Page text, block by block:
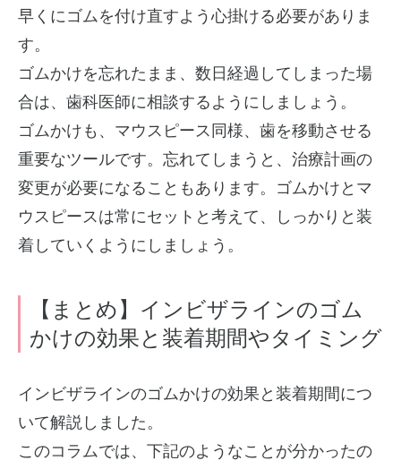
早くにゴムを付け直すよう心掛ける必要がありま
す。
ゴムかけを忘れたまま、数日経過してしまった場
合は、歯科医師に相談するようにしましょう。
ゴムかけも、マウスピース同様、歯を移動させる
重要なツールです。忘れてしまうと、治療計画の
変更が必要になることもあります。ゴムかけとマ
ウスピースは常にセットと考えて、しっかりと装
着していくようにしましょう。
【まとめ】インビザラインのゴム
かけの効果と装着期間やタイミング
インビザラインのゴムかけの効果と装着期間につ
いて解説しました。
このコラムでは、下記のようなことが分かったの